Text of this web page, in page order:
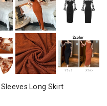
Long Skirt